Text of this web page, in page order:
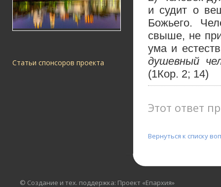
Статьи спонсоров проекта
и судит о
Божьего.
свыше, не
ума и
душевный
(1Кор. 2; 14)
Этот ответ
Вернуться к списку
© Создание и тех. поддержка: Проект «Епархия»